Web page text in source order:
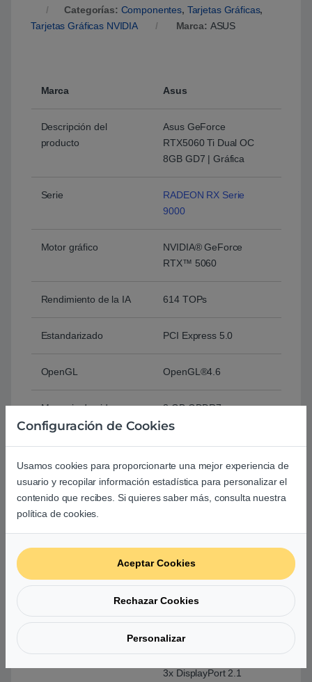
Categorías: Componentes, Tarjetas Gráficas,
Tarjetas Gráficas NVIDIA
Marca: ASUS
Marca Asus
Descripción del
producto
Asus GeForce
RTX5060 Ti Dual OC
8GB GD7 | Gráfica
Serie
RADEON RX Serie
9000
Motor gráfico
NVIDIA® GeForce
RTX™ 5060
Rendimiento de la IA 614 TOPs
Estandarizado PCI Express 5.0
OpenGL OpenGL®4.6
Memoria de video 8 GB GDDR7
Reloj
Modo OC: 2565 MHz
Modo predeterminado:
2535 MHz
Núcleos CUDA
Velocidad de memoria 28 Gbps
Interfaz de memoria 128 bits
Resolución 7680 x 4320
Interfaz
1x HDMI 2.1
3x DisplayPort 2.1
Configuración de Cookies
Usamos cookies para proporcionarte una mejor experiencia de
usuario y recopilar información estadística para personalizar el
contenido que recibes. Si quieres saber más, consulta nuestra
política de cookies.
Aceptar Cookies
Rechazar Cookies
Personalizar